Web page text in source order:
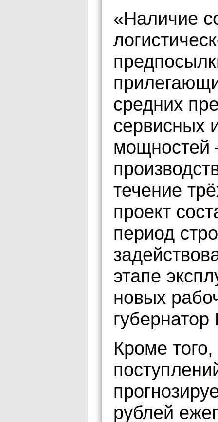
«Наличие
средних
сервисных
мощностей
течение
проект
период
этапе
новых
Кроме
рублей